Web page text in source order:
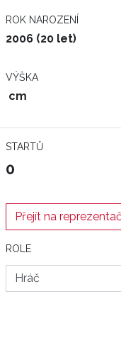
ROK NAROZENÍ
2006 (20 let)
VÝŠKA
cm
STARTŮ
0
Přejít na
ROLE